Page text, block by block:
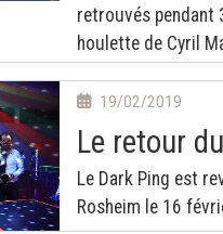
retrouvés pendant
houlette de Cyril
19/02/2019
Le retour
Le Dark Ping est
Rosheim le 16